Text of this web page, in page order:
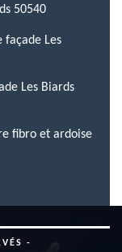
50540
façade Les
Les Biards
fibro et ardoise
-